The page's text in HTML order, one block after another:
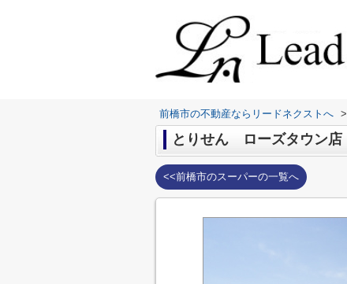
前橋市の不動産ならリードネクストへ >
とりせん ローズタウン店
<<前橋市のスーパーの一覧へ